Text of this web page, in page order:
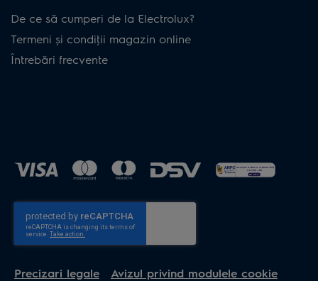
De ce să cumperi de la Electrolux?
Termeni și condiţii magazin online
Întrebări frecvente
Precizari legale Avizul privind modulele cookie